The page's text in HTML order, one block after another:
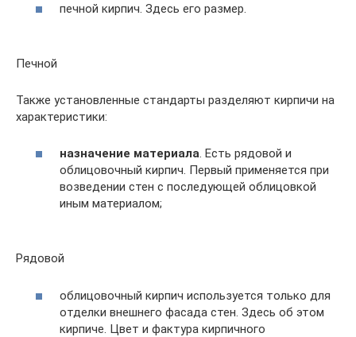
печной кирпич. Здесь его размер.
Печной
Также установленные стандарты разделяют кирпичи на
характеристики:
назначение материала. Есть рядовой и
облицовочный кирпич. Первый применяется при
возведении стен с последующей облицовкой
иным материалом;
Рядовой
облицовочный кирпич используется только для
отделки внешнего фасада стен. Здесь об этом
кирпиче. Цвет и фактура кирпичного